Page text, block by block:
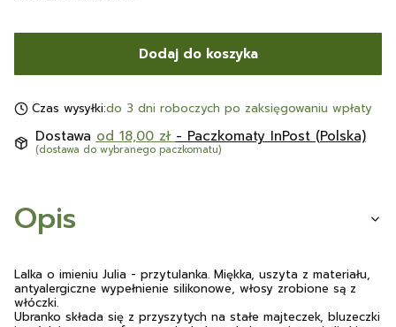
Dodaj do koszyka
Czas wysyłki:do 3 dni roboczych po zaksięgowaniu wpłaty
Dostawa od 18,00 zł - Paczkomaty InPost (Polska)
(dostawa do wybranego paczkomatu)
Opis
Lalka o imieniu Julia - przytulanka. Miękka, uszyta z materiału,
antyalergiczne wypełnienie silikonowe, włosy zrobione są z
włóczki.
Ubranko składa się z przyszytych na stałe majteczek, bluzeczki